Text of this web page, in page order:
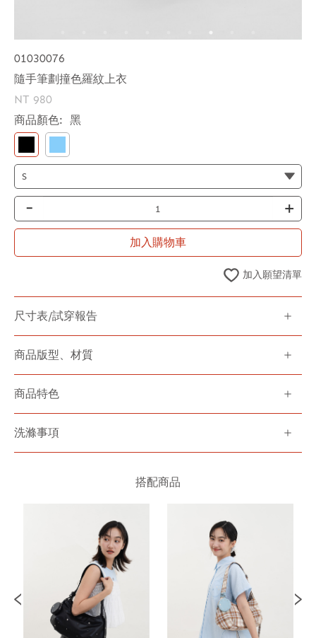
01030076
隨手筆劃撞色羅紋上衣
NT 980
商品顏色: 黑
- +
加入購物車
加入願望清單
尺寸表/試穿報告
商品版型、材質
商品特色
洗滌事項
搭配商品